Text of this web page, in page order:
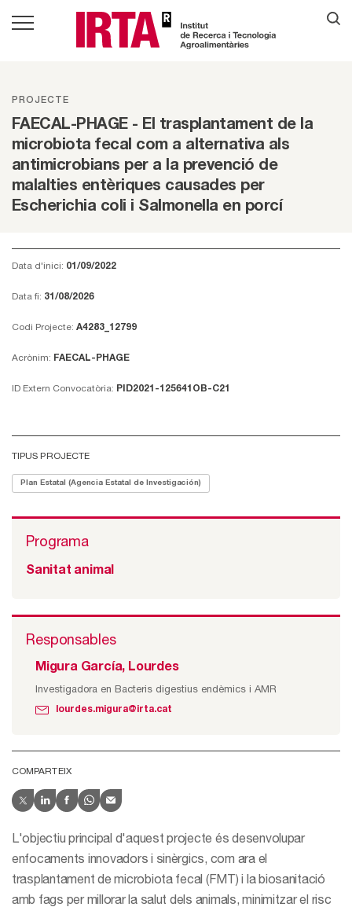
PROJECTE
FAECAL-PHAGE - El trasplantament de la
microbiota fecal com a alternativa als
antimicrobians per a la prevenció de
malalties entèriques causades per
Escherichia coli i Salmonella en porcí
Data d'inici: 01/09/2022
Data fi: 31/08/2026
Codi Projecte: A4283_12799
Acrònim: FAECAL-PHAGE
ID Extern Convocatòria: PID2021-125641OB-C21
TIPUS PROJECTE
Plan Estatal (Agencia Estatal de Investigación)
Programa
Sanitat animal
Responsables
Migura García, Lourdes
Investigadora en Bacteris digestius endèmics i AMR
lourdes.migura@irta.cat
COMPARTEIX
L'objectiu principal d'aquest projecte és desenvolupar
enfocaments innovadors i sinèrgics, com ara el
trasplantament de microbiota fecal (FMT) i la biosanitació
amb fags per millorar la salut dels animals, minimitzar el risc